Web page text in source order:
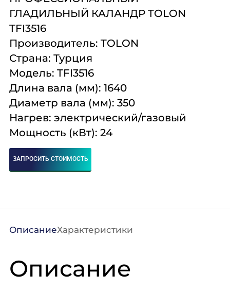
Комплексное
оснащение
Подробнее
Поставка
аксессуаров и
Подробнее
Оборудование
профессиональной
Подробнее
ГЛАДИЛЬНЫЙ КАЛАНДРTOLON
TFI3516
Производитель: TOLON
Страна: Турция
Модель: TFI3516
Длина вала (мм): 1640
Диаметр вала (мм): 350
Нагрев: электрический/газовый
Мощность (кВт): 24
ЗАПРОСИТЬ СТОИМОСТЬ
ОписаниеХарактеристики
Описание